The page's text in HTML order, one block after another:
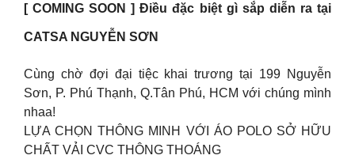
[ COMING SOON ] Điều đặc biệt gì sắp diễn ra tại
CATSA NGUYỄN SƠN
Cùng chờ đợi đại tiệc khai trương tại 199 Nguyễn
Sơn, P. Phú Thạnh, Q.Tân Phú, HCM với chúng mình
nhaa!
LỰA CHỌN THÔNG MINH VỚI ÁO POLO SỞ HỮU
CHẤT VẢI CVC THÔNG THOÁNG